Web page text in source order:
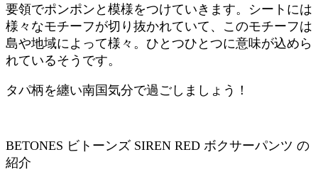
要領でポンポンと模様をつけていきます。シートには
様々なモチーフが切り抜かれていて、このモチーフは
島や地域によって様々。ひとつひとつに意味が込めら
れているそうです。
タパ柄を纏い南国気分で過ごしましょう！
BETONES ビトーンズ SIREN RED ボクサーパンツ の
紹介